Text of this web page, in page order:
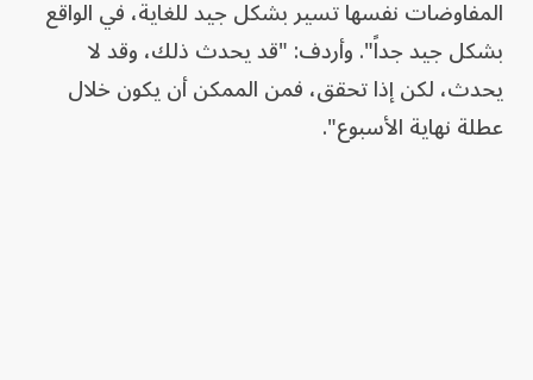
المفاوضات نفسها تسير بشكل جيد للغاية، في الواقع
بشكل جيد جداً". وأردف: "قد يحدث ذلك، وقد لا
يحدث، لكن إذا تحقق، فمن الممكن أن يكون خلال
عطلة نهاية الأسبوع".